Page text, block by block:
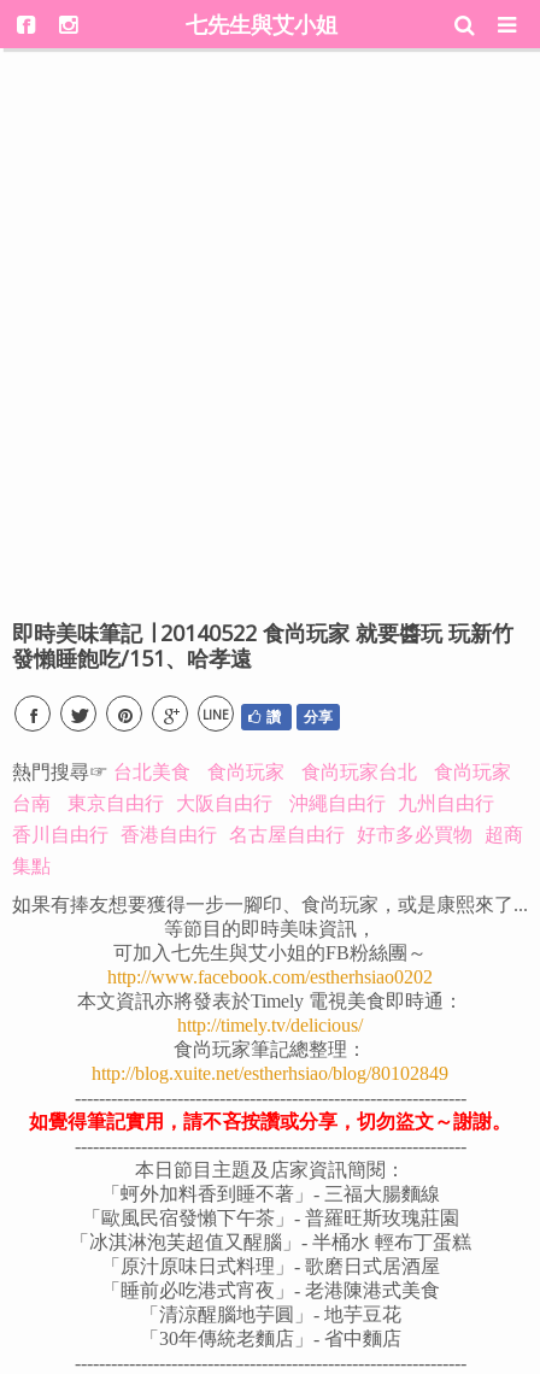
七先生與艾小姐
即時美味筆記 ∣ 20140522 食尚玩家 就要醬玩 玩新竹
發懶睡飽吃/151、哈孝遠
LINE 讚 分享
熱門搜尋☞ 台北美食 食尚玩家 食尚玩家台北
食尚玩家
台南
東京自由行 大阪自由行 沖繩自由行 九州自由行
香川自由行 香港自由行 名古屋自由行 好市多必買物 超商
集點
如果有捧友想要獲得一步一腳印、食尚玩家，或是康熙來了...
等節目的即時美味資訊，
可加入七先生與艾小姐的FB粉絲團～
http://www.facebook.com/estherhsiao0202
本文資訊亦將發表於Timely 電視美食即時通：
http://timely.tv/delicious/
食尚玩家筆記總整理：
http://blog.xuite.net/estherhsiao/blog/80102849
-----------------------------------------------------------------
如覺得筆記實用，請不吝按讚或分享，切勿盜文～謝謝。
-----------------------------------------------------------------
本日節目主題及店家資訊簡閱：
「蚵外加料香到睡不著」- 三福大腸麵線
「歐風民宿發懶下午茶」- 普羅旺斯玫瑰莊園
「冰淇淋泡芙超值又醒腦」- 半桶水 輕布丁蛋糕
「原汁原味日式料理」- 歌磨日式居酒屋
「 睡前必吃港式宵夜 」- 老港陳港式美食
「清涼醒腦地芋圓」- 地芋豆花
「 30年傳統老麵店」- 省中麵店
-----------------------------------------------------------------